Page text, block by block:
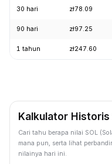
30 hari zł78.09
90 hari zł97.25
1 tahun zł247.60
Kalkulator Historis
Cari tahu berapa nilai SOL
mana pun, serta lihat
nilainya hari ini.